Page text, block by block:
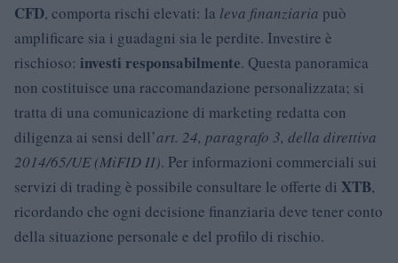
CFD, comporta rischi elevati: la leva finanziaria può
amplificare sia i guadagni sia le perdite. Investire è
rischioso: investi responsabilmente. Questa panoramica
non costituisce una raccomandazione personalizzata; si
tratta di una comunicazione di marketing redatta con
diligenza ai sensi dell’art. 24, paragrafo 3, della direttiva
2014/65/UE (MiFID II). Per informazioni commerciali sui
servizi di trading è possibile consultare le offerte di XTB,
ricordando che ogni decisione finanziaria deve tener conto
della situazione personale e del profilo di rischio.